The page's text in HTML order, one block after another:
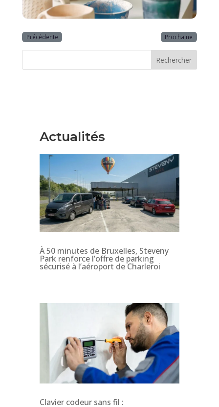
Précédente Prochaine
Rechercher
Actualités
À 50 minutes de Bruxelles, Steveny
Park renforce l’offre de parking
sécurisé à l’aéroport de Charleroi
Clavier codeur sans fil :